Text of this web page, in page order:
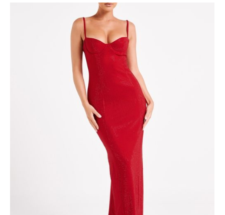
eksperymentów. Oto kilka wskazówek, które pomogą Ci
odkryć swoją własną modową wizję i stworzyć stylizacje,
które przyciągną uwagę. Modne stylizacje to nasza
specjalność! Znajdź Inspirację w Codzienności: Czasem
największe inspiracje pochodzą z codziennego życia. Zwróć
uwagę na kolory wokół siebie, ciekawe wzory czy nietypowe
połączenia materiałów. To prosta droga do odkrycia nowych
pomysłów na stylizację. Miksuj i Łącz: Nie bój się
eksperymentować z różnymi stylami i trendami. Połącz
vintage z nowoczesnym, sportowe elementy z eleganckimi.
Stworzenie własnego, unikalnego mixu może prowadzić do
fascynujących rezultatów! Akcentuj Swój Charak